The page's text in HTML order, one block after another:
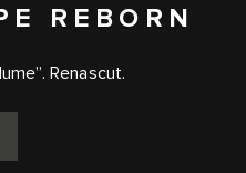
REBORN
Renascut.